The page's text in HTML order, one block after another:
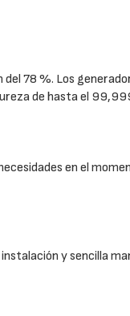
78 %. Los
de hasta el
en el
y sencilla